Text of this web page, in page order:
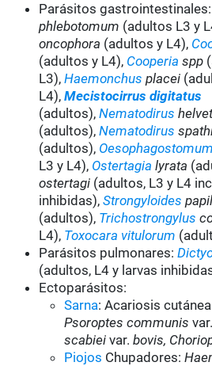
Parásitos
phlebotomum (adultos L3 y
oncophora (adultos y L4),
(adultos y L4), Cooperia spp
L3),Haemonchusplacei
L4),Mecistocirrus digitatus
(adultos),Nematodirus
(adultos),Nematodirus
(adultos), Oesophagostomum
L3 y L4), Ostertagia lyrata
ostertagi (adultos, L3 y L4
inhibidas),Strongyloides
(adultos), Trichostrongylus
L4), Toxocara vitulorum
Parásitos pulmonares:
(adultos, L4 y larvas
Ectoparásitos:
Sarna: Acariosis
Psoroptes communisvar.
scabieivar.bovis,
Piojos Chupadores: